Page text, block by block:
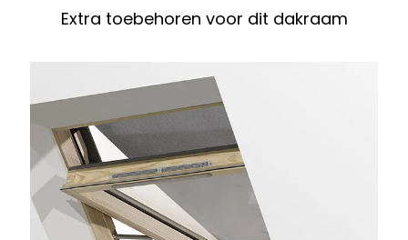
Extra toebehoren voor dit dakraam